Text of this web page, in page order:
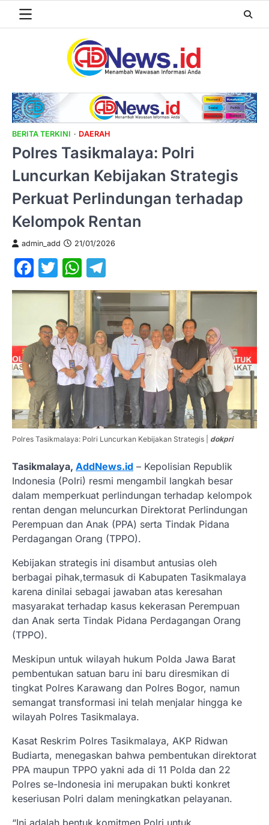
BERITA TERKINI DAERAH
Polres Tasikmalaya: Polri
Luncurkan Kebijakan Strategis
Perkuat Perlindungan terhadap
Kelompok Rentan
admin_add 21/01/2026
Facebook
TwitterWhatsApp
Polres Tasikmalaya: Polri Luncurkan Kebijakan Strategis | dokpri
Tasikmalaya, AddNews.id – Kepolisian Republik
Indonesia (Polri) resmi mengambil langkah besar
dalam memperkuat perlindungan terhadap kelompok
rentan dengan meluncurkan Direktorat Perlindungan
Perempuan dan Anak (PPA) serta Tindak Pidana
Perdagangan Orang (TPPO).
Kebijakan strategis ini disambut antusias oleh
berbagai pihak,termasuk di Kabupaten Tasikmalaya
karena dinilai sebagai jawaban atas keresahan
masyarakat terhadap kasus kekerasan Perempuan
dan Anak serta Tindak Pidana Perdagangan Orang
(TPPO).
Meskipun untuk wilayah hukum Polda Jawa Barat
pembentukan satuan baru ini baru diresmikan di
tingkat Polres Karawang dan Polres Bogor, namun
semangat transformasi ini telah menjalar hingga ke
wilayah Polres Tasikmalaya.
Kasat Reskrim Polres Tasikmalaya, AKP Ridwan
Budiarta, menegaskan bahwa pembentukan direktorat
PPA maupun TPPO yakni ada di 11 Polda dan 22
Polres se-Indonesia ini merupakan bukti konkret
keseriusan Polri dalam meningkatkan pelayanan.